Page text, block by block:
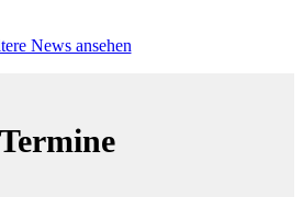
News ansehen
Termine